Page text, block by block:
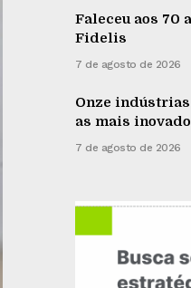
Faleceu aos 70
Fidelis
7 de agosto de 2026
Onze indústrias
as mais
7 de agosto de 2026